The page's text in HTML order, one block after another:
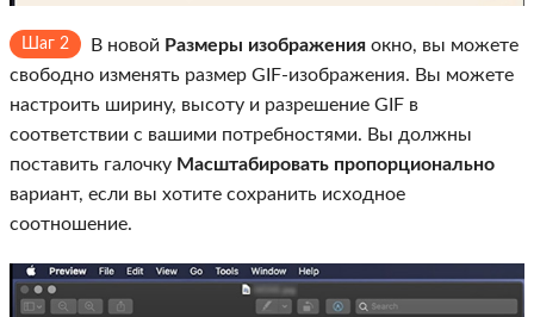
Шаг 2 В новой Размеры изображения окно, вы можете
свободно изменять размер GIF-изображения. Вы можете
настроить ширину, высоту и разрешение GIF в
соответствии с вашими потребностями. Вы должны
поставить галочку Масштабировать пропорционально
вариант, если вы хотите сохранить исходное
соотношение.